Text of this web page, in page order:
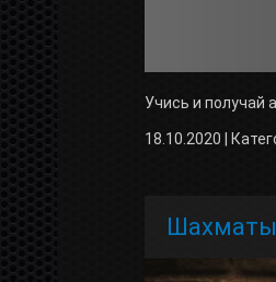
Учись и получай
18.10.2020 |